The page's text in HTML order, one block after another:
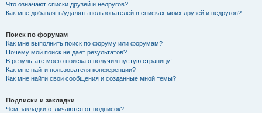
Что означают списки друзей и недругов?
Как мне добавлять/удалять пользователей в списках моих друзей и недругов?
Поиск по форумам
Как мне выполнить поиск по форуму или форумам?
Почему мой поиск не даёт результатов?
В результате моего поиска я получил пустую страницу!
Как мне найти пользователя конференции?
Как мне найти свои сообщения и созданные мной темы?
Подписки и закладки
Чем закладки отличаются от подписок?